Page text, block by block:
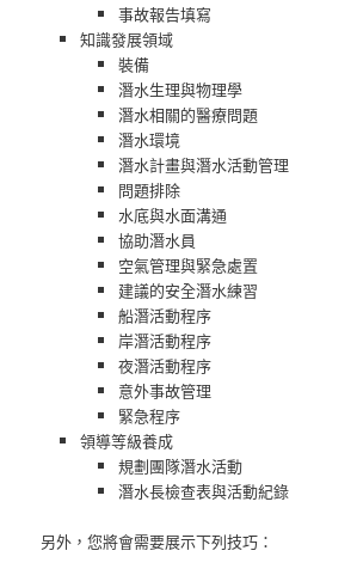
事故報告填寫
知識發展領域
裝備
潛水生理與物理學
潛水相關的醫療問題
潛水環境
潛水計畫與潛水活動管理
問題排除
水底與水面溝通
協助潛水員
空氣管理與緊急處置
建議的安全潛水練習
船潛活動程序
岸潛活動程序
夜潛活動程序
意外事故管理
緊急程序
領導等級養成
規劃團隊潛水活動
潛水長檢查表與活動紀錄
另外，您將會需要展示下列技巧：